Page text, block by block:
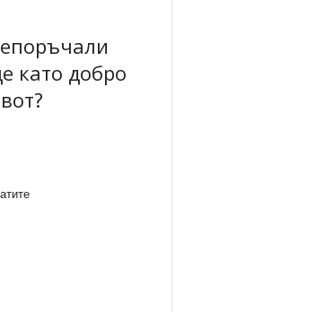
като добро